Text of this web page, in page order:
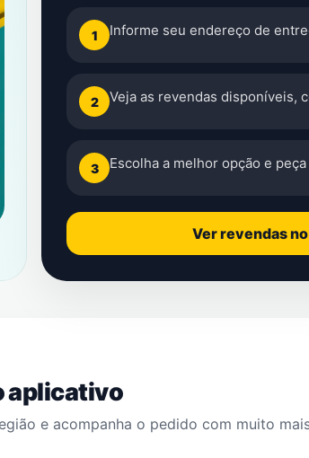
1 Informe seu endereço de
2 Veja as revendas disponíveis,
3 Escolha a melhor opção e
Ver revendas
aplicativo
e acompanha o pedido com muito